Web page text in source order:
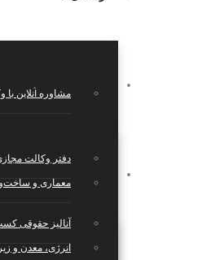
مشاوره آنلاین با
دفتر وکالت
آنالیز حقوقی
پکیج‌های حقوقی
معماری و
انرژی، معدن و